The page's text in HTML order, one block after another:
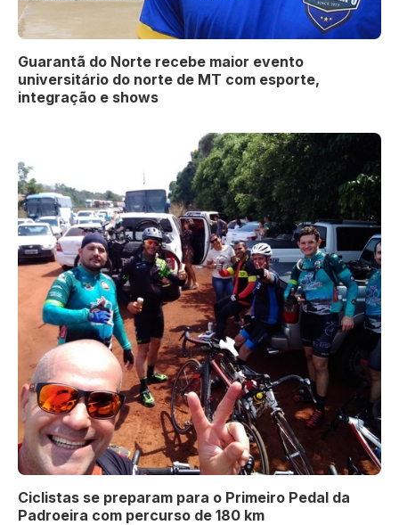
Guarantã do Norte recebe maior evento
universitário do norte de MT com esporte,
integração e shows
Ciclistas se preparam para o Primeiro Pedal da
Padroeira com percurso de 180 km